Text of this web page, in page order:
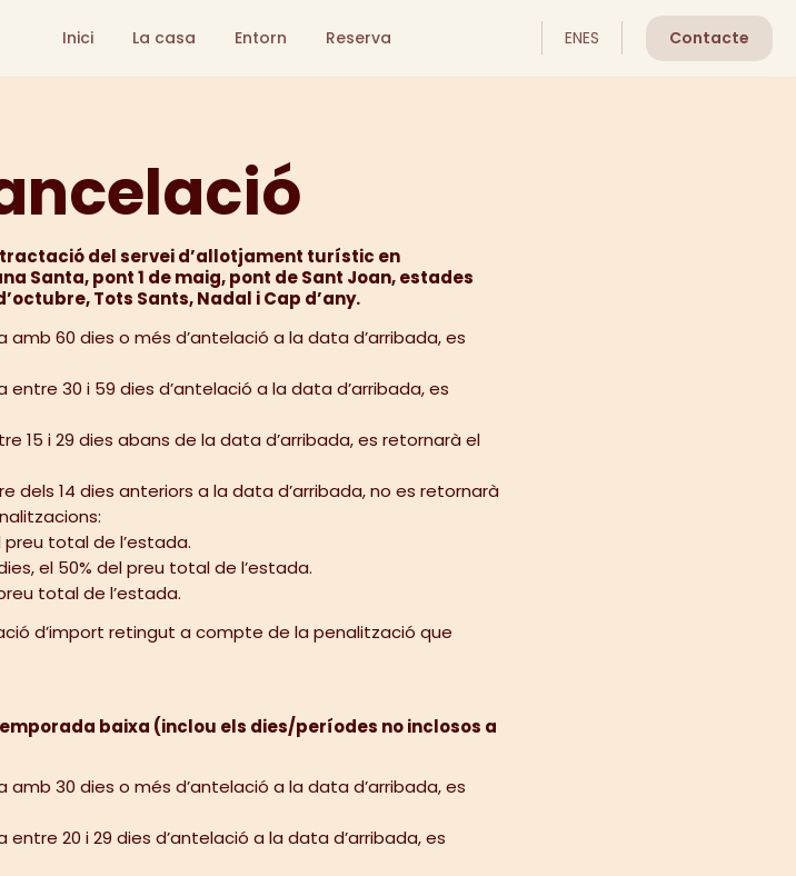
Inici La casa Entorn Reserva ENES Contacte
del servei d’allotjament turístic en
Santa, pont 1 de maig, pont de Sant Joan, estades
Tots Sants, Nadal i Cap d’any.
amb 60 dies o més d’antelació a la data d’arribada, es
entre 30 i 59 dies d’antelació a la data d’arribada, es
15 i 29 dies abans de la data d’arribada, es retornarà el
dels 14 dies anteriors a la data d’arribada, no es retornarà
preu total de l’estada.
el 50% del preu total de l’estada.
total de l’estada.
d’import retingut a compte de la penalització que
baixa (inclou els dies/períodes no inclosos a
amb 30 dies o més d’antelació a la data d’arribada, es
entre 20 i 29 dies d’antelació a la data d’arribada, es